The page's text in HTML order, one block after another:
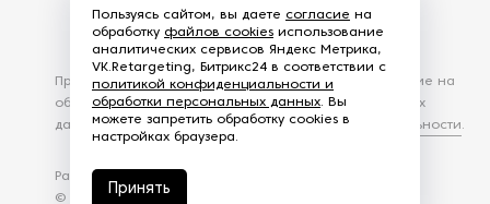
Разработка сайта —
© 2026 – Eurasia Group. Все права защищены
Продолжая использовать наш сайт, вы даете согласие на
обработку файлов Cookies и других пользовательских
данных, в соответствии сПолитикой конфиденциальности.
Пользуясь сайтом, вы даете согласие на
обработку файлов cookies использование
аналитических сервисов Яндекс Метрика,
VK.Retargeting, Битрикс24 в соответствии с
политикой конфиденциальности и
обработки персональных данных. Вы
можете запретить обработку cookies в
настройках браузера.
Принять